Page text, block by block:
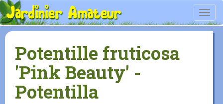
Potentille fruticosa
'Pink Beauty' -
Potentilla